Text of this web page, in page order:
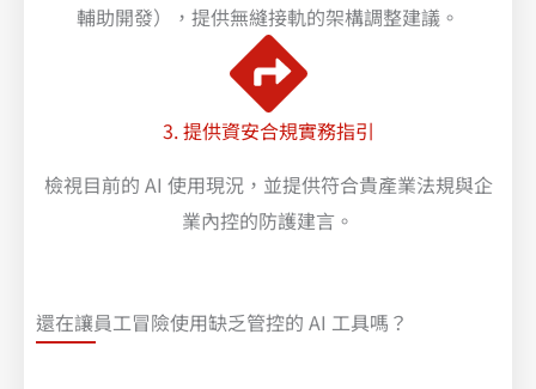
輔助開發），提供無縫接軌的架構調整建議。
3. 提供資安合規實務指引
檢視目前的 AI 使用現況，並提供符合貴產業法規與企
業內控的防護建言。
還在讓員工冒險使用缺乏管控的 AI 工具嗎？